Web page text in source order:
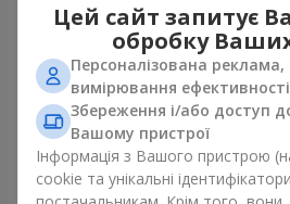
Квіти в коробці "Рожевий
опал"
1 370 грн
Замовити
Цей сайт запитує
обробку
Персоналізована
вимірювання ефективності
Збереження і/або доступ
Вашому пристрої
Інформація з Вашого пристрою
cookie та унікальні